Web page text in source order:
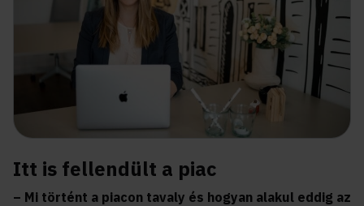
Itt is fellendült a piac
– Mi történt a piacon tavaly és hogyan alakul eddig az